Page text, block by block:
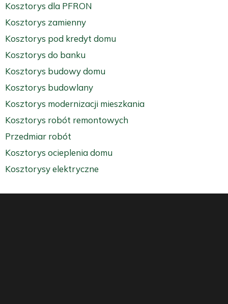
Kosztorys dla PFRON
Kosztorys zamienny
Kosztorys pod kredyt domu
Kosztorys do banku
Kosztorys budowy domu
Kosztorys budowlany
Kosztorys modernizacji mieszkania
Kosztorys robót remontowych
Przedmiar robót
Kosztorys ocieplenia domu
Kosztorysy elektryczne